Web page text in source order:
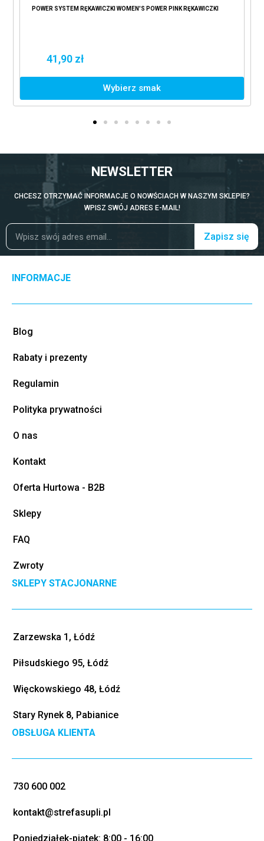
POWER SYSTEM RĘKAWICZKI WOMEN'S POWER PINK RĘKAWICZKI
41,90 zł
Wybierz smak
NEWSLETTER
CHCESZ OTRZYMAĆ INFORMACJE O NOWŚCIACH W NASZYM SKLEPIE?
WPISZ SWÓJ ADRES E-MAIL!
Zapisz się
INFORMACJE
Blog
Rabaty i prezenty
Regulamin
Polityka prywatności
O nas
Kontakt
Oferta Hurtowa - B2B
Sklepy
FAQ
Zwroty
SKLEPY STACJONARNE
Zarzewska 1, Łódź
Piłsudskiego 95, Łódź
Więckowskiego 48, Łódź
Stary Rynek 8, Pabianice
OBSŁUGA KLIENTA
730 600 002
kontakt@strefasupli.pl
Poniedziałek-piątek: 8:00 - 16:00